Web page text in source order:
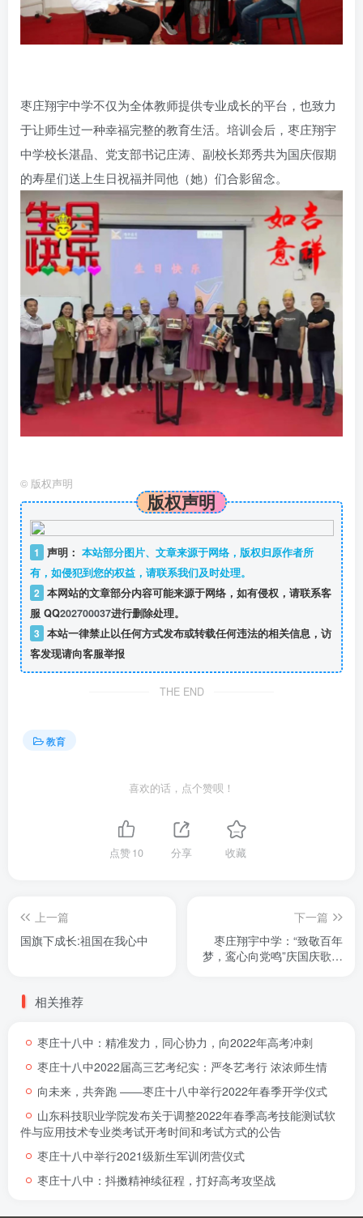
枣庄翔宇中学不仅为全体教师提供专业成长的平台，也致力
于让师生过一种幸福完整的教育生活。培训会后，枣庄翔宇
中学校长湛晶、党支部书记庄涛、副校长郑秀共为国庆假期
的寿星们送上生日祝福并同他（她）们合影留念。
© 版权声明
版权声明
1 声明： 本站部分图片、文章来源于网络，版权归原作者所
有，如侵犯到您的权益，请联系我们及时处理。
2 本网站的文章部分内容可能来源于网络，如有侵权，请联系客
服 QQ202700037进行删除处理。
3 本站一律禁止以任何方式发布或转载任何违法的相关信息，访
客发现请向客服举报
THE END
教育
喜欢的话，点个赞呗！
点赞10 分享 收藏
上一篇
国旗下成长:祖国在我心中
下一篇
枣庄翔宇中学：“致敬百年
梦，鸾心向党鸣”庆国庆歌咏
相关推荐
枣庄十八中：精准发力，同心协力，向2022年高考冲刺
枣庄十八中2022届高三艺考纪实：严冬艺考行 浓浓师生情
向未来，共奔跑 ――枣庄十八中举行2022年春季开学仪式
山东科技职业学院发布关于调整2022年春季高考技能测试软
件与应用技术专业类考试开考时间和考试方式的公告
枣庄十八中举行2021级新生军训闭营仪式
枣庄十八中：抖擞精神续征程，打好高考攻坚战